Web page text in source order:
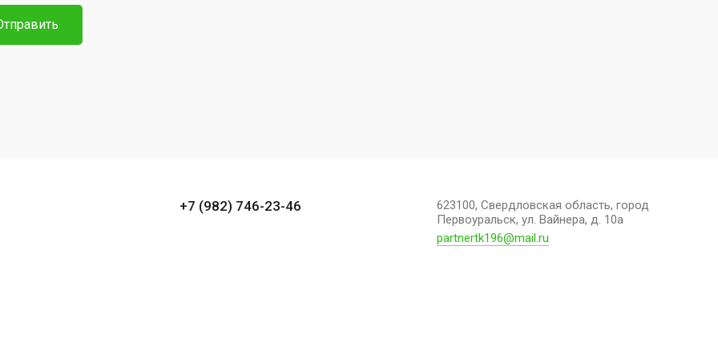
+7 (982) 746-23-46
623100, Свердловская область, город
Первоуральск, ул. Вайнера, д. 10а
partnertk196@mail.ru